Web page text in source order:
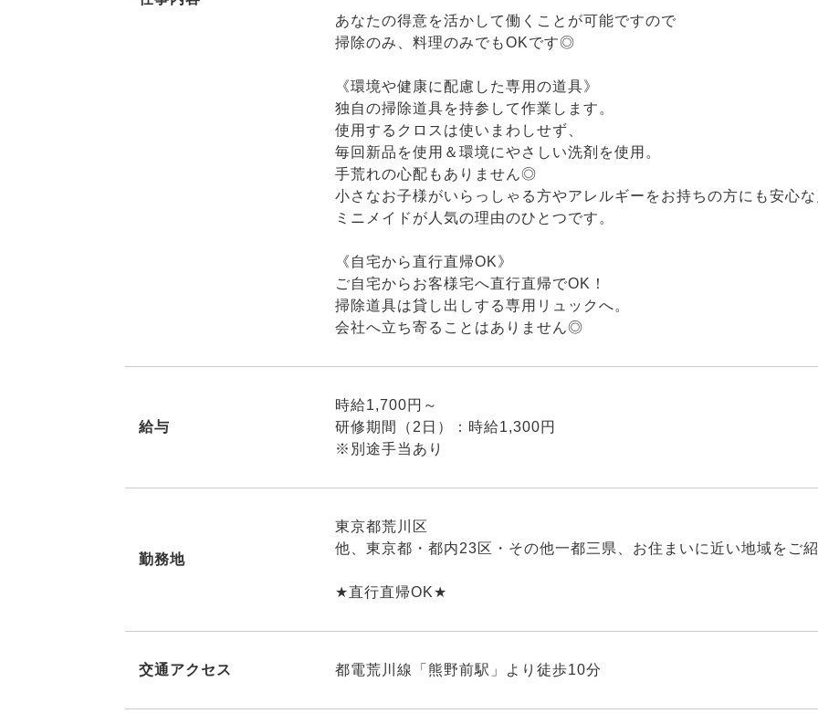
あなたの得意を活かして働くことが可能ですので
掃除のみ、料理のみでもOKです◎
《環境や健康に配慮した専用の道具》
独自の掃除道具を持参して作業します。
使用するクロスは使いまわしせず、
毎回新品を使用＆環境にやさしい洗剤を使用。
手荒れの心配もありません◎
小さなお子様がいらっしゃる方やアレルギーをお持ちの方にも安心
ミニメイドが人気の理由のひとつです。
《自宅から直行直帰OK》
ご自宅からお客様宅へ直行直帰でOK！
掃除道具は貸し出しする専用リュックへ。
会社へ立ち寄ることはありません◎
給与
時給1,700円～
研修期間（2日）：時給1,300円
※別途手当あり
勤務地
東京都荒川区
他、東京都・都内23区・その他一都三県、お住まいに近い地域をご
★直行直帰OK★
交通アクセス 都電荒川線「熊野前駅」より徒歩10分